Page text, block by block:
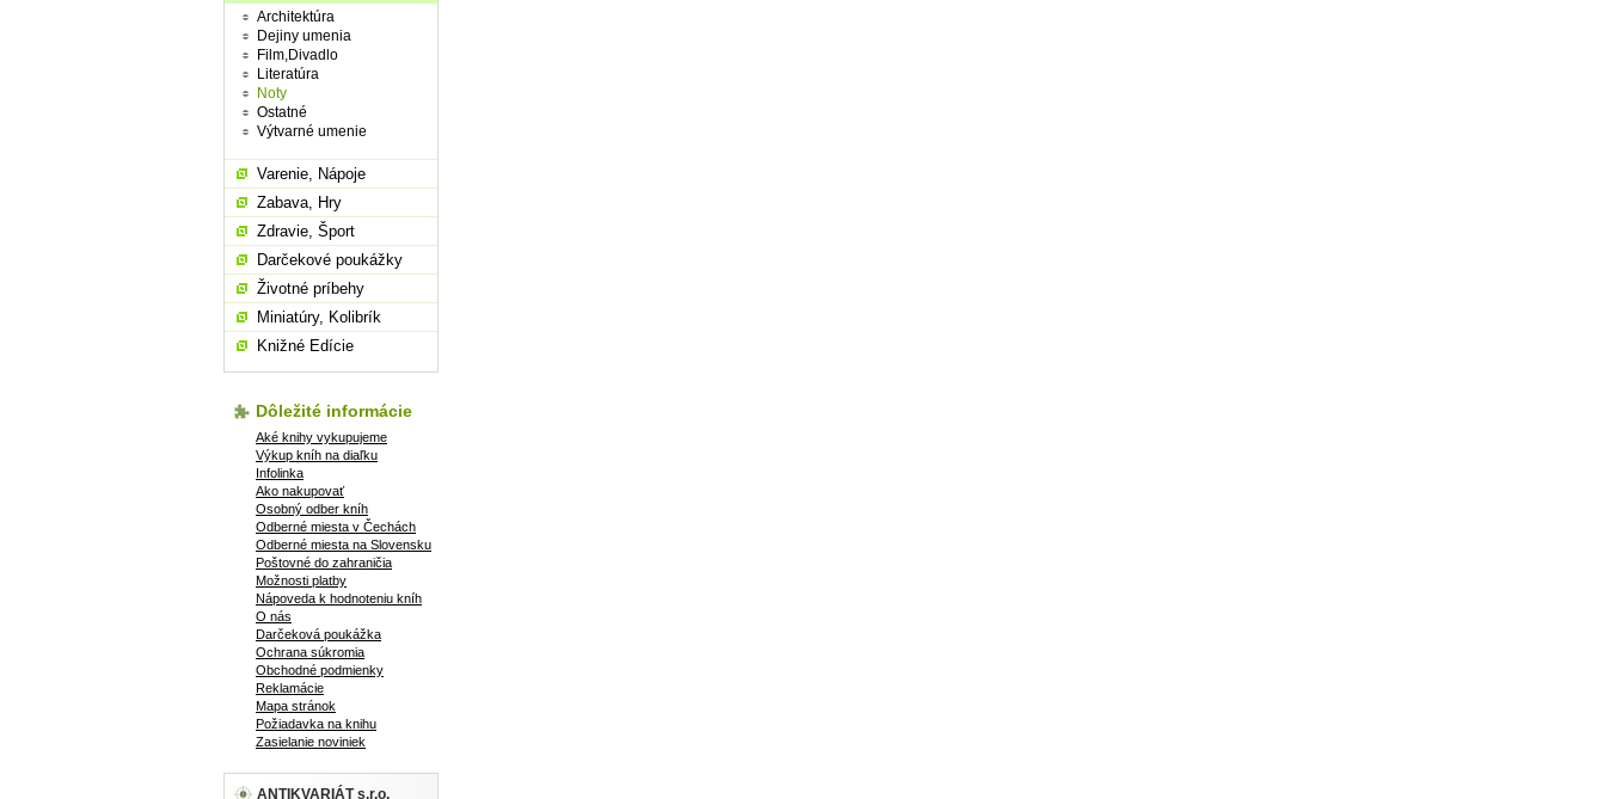
Architektúra
Dejiny umenia
Film,Divadlo
Literatúra
Noty
Ostatné
Výtvarné umenie
Varenie, Nápoje
Zabava, Hry
Zdravie, Šport
Darčekové poukážky
Životné príbehy
Miniatúry, Kolibrík
Knižné Edície
Dôležité informácie
Aké knihy vykupujeme
Výkup kníh na diaľku
Infolinka
Ako nakupovať
Osobný odber kníh
Odberné miesta v Čechách
Odberné miesta na Slovensku
Poštovné do zahraničia
Možnosti platby
Nápoveda k hodnoteniu kníh
O nás
Darčeková poukážka
Ochrana súkromia
Obchodné podmienky
Reklamácie
Mapa stránok
Požiadavka na knihu
Zasielanie noviniek
ANTIKVARIÁT s.r.o.